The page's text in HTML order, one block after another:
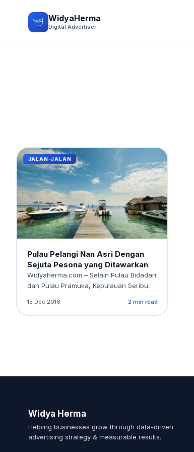
WidyaHerma
Digital Advertiser
JALAN-JALAN
Pulau Pelangi Nan Asri Dengan
Sejuta Pesona yang Ditawarkan
Widyaherma.com – Selain Pulau Bidadari
dan Pulau Pramuka, Kepulauan Seribu
15 Dec 2016 2 min read
Widya Herma
Helping businesses grow through data-driven
advertising strategy & measurable results.